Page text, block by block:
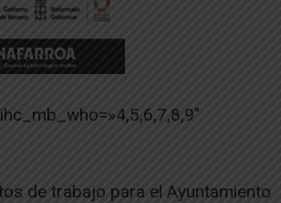
de trabajo para el Ayuntamiento